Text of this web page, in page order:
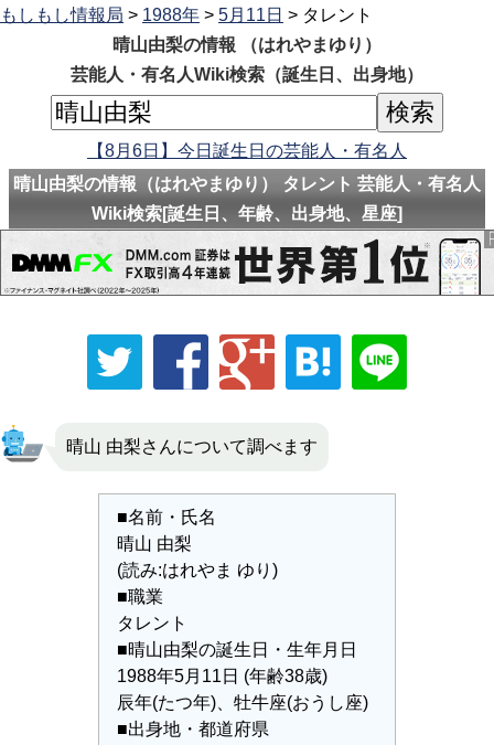
もしもし情報局 > 1988年 > 5月11日 > タレント
晴山由梨の情報 （はれやまゆり）
芸能人・有名人Wiki検索（誕生日、出身地）
【8月6日】今日誕生日の芸能人・有名人
晴山由梨の情報（はれやまゆり） タレント 芸能人・有名人
Wiki検索[誕生日、年齢、出身地、星座]
晴山 由梨さんについて調べます
■名前・氏名
晴山 由梨
(読み:はれやま ゆり)
■職業
タレント
■晴山由梨の誕生日・生年月日
1988年5月11日 (年齢38歳)
辰年(たつ年)、牡牛座(おうし座)
■出身地・都道府県